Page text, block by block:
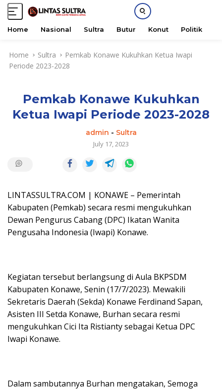
Home Nasional Sultra Butur Konut Politik
Home Sultra
Pemkab Konawe Kukuhkan Ketua Iwapi
Periode 2023-2028
Pemkab Konawe Kukuhkan
Ketua Iwapi Periode 2023-2028
admin - Sultra
July 17, 2023
LINTASSULTRA.COM | KONAWE – Pemerintah
Kabupaten (Pemkab) secara resmi mengukuhkan
Dewan Pengurus Cabang (DPC) Ikatan Wanita
Pengusaha Indonesia (Iwapi) Konawe.
Kegiatan tersebut berlangsung di Aula BKPSDM
Kabupaten Konawe, Senin (17/7/2023). Mewakili
Sekretaris Daerah (Sekda) Konawe Ferdinand Sapan,
Asisten III Setda Konawe, Burhan secara resmi
mengukuhkan Cici Ita Ristianty sebagai Ketua DPC
Iwapi Konawe.
Dalam sambutannya Burhan mengatakan, Semoga